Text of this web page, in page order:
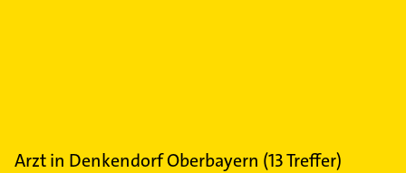
Arztin Denkendorf Oberbayern (13Treffer)